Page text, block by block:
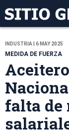
INDUSTRIA | 6 MAY 2025
MEDIDA DE FUERZA
falta de